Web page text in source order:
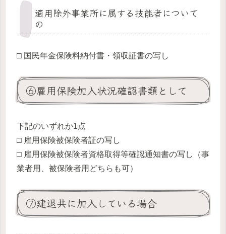
適用除外事業所に属する技能者について
の
□ 国民年金保険料納付書・領収証書の写し
⑥雇用保険加入状況確認書類として
下記のいずれか1点
□ 雇用保険被保険者証の写し
□ 雇用保険被保険者資格取得等確認通知書の写し（事
業者用、被保険者用どちらも可）
⑦建退共に加入している場合